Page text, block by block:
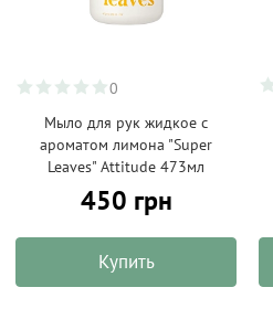
0
Мыло для рук жидкое с
ароматом лимона "Super
Leaves" Attitude 473мл
450 грн
Купить